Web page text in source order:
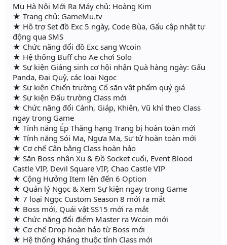
Mu Hà Nội Mới Ra Máy chủ: Hoàng Kim
★ Trang chủ: GameMu.tv
★ Hỗ trợ Set đồ Exc 5 ngày, Code Bùa, Gấu cập nhật tự
động qua SMS
★ Chức năng đổi đồ Exc sang Wcoin
★ Hệ thống Buff cho Ae chơi Solo
★ Sự kiện Giáng sinh cơ hội nhận Quà hàng ngày: Gấu
Panda, Đại Quỷ, các loại Ngọc
★ Sự kiện Chiến trường Cổ săn vật phẩm quý giá
★ Sự kiện Đấu trường Class mới
★ Chức năng đổi Cánh, Giáp, Khiên, Vũ khí theo Class
ngay trong Game
★ Tính năng Ép Thăng hạng Trang bị hoàn toàn mới
★ Tính năng Sói Ma, Ngựa Ma, Sư tử hoàn toàn mới
★ Cơ chế Cân bằng Class hoàn hảo
★ Săn Boss nhận Xu & Đồ Socket cuối, Event Blood
Castle VIP, Devil Square VIP, Chao Castle VIP
★ Cộng Hưởng Item lên đến 6 Option
★ Quản lý Ngọc & Xem Sự kiện ngay trong Game
★ 7 loại Ngọc Custom Season 8 mới ra mắt
★ Boss mới, Quái vật SS15 mới ra mắt
★ Chức năng đổi điểm Master ra Wcoin mới
★ Cơ chế Drop hoàn hảo từ Boss mới
★ Hệ thống Kháng thuộc tính Class mới